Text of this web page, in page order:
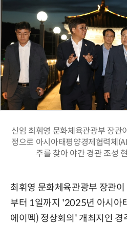
신임 최휘영 문화체육관광부 장관
정으로 아시아태평양경제협력체
주를 찾아 야간 경관 조성
최휘영 문화체육관광부 장관
부터 1일까지 '2025년 아시아
에이펙) 정상회의' 개최지인 경